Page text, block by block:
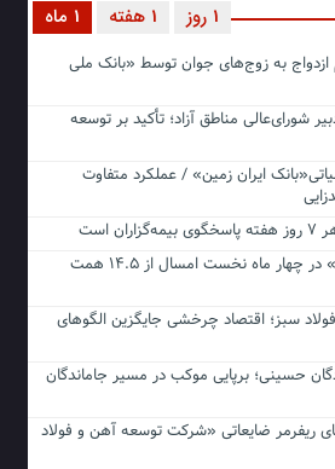
1 ماه 1 هفته 1 روز
۸ همت وام ازدواج به زوج‌های جوان توسط «بانک ملی
شورای‌عالی مناطق آزاد؛ تأکید بر توسعه
عملیاتی«بانک ایران زمین» / عملکرد متفاوت
حق بیمه تولیدی«بیمه ملت» در چهار ماه نخست امسال از ۱۴.۵ همت
سبز؛ اقتصاد چرخشی جایگزین الگوهای
حسینی؛ برپایی موکب در مسیر جاماندگان
ریفرمر ضایعاتی «شرکت توسعه آهن و فولاد